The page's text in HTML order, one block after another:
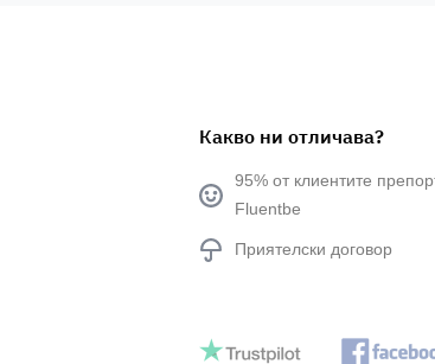
Какво ни отличава?
95% от клиентите
Fluentbe
Приятелски договор